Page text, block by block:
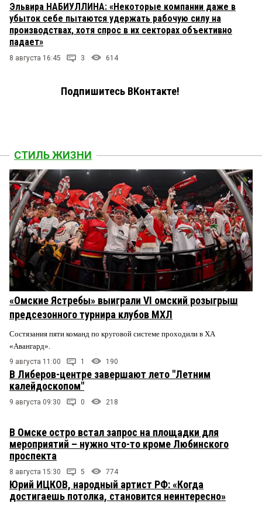
Эльвира НАБИУЛЛИНА: «Некоторые компании даже в
убыток себе пытаются удержать рабочую силу на
производствах, хотя спрос в их секторах объективно
падает»
8 августа 16:45 3 614
Подпишитесь ВКонтакте!
СТИЛЬ ЖИЗНИ
«Омские Ястребы» выиграли VI омский розыгрыш
предсезонного турнира клубов МХЛ
Состязания пяти команд по круговой системе проходили в ХА
«Авангард».
9 августа 11:00 1 190
В Либеров-центре завершают лето "Летним
калейдоскопом"
9 августа 09:30 0 218
В Омске остро встал запрос на площадки для
мероприятий – нужно что-то кроме Любинского
проспекта
8 августа 15:30 5 774
Юрий ИЦКОВ, народный артист РФ: «Когда
достигаешь потолка, становится неинтересно»